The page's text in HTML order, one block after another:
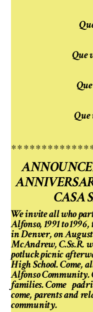
Que
Que
CASA
We invite all who
Alfonso, 1991 to 1996,
in Denver, on
McAndrew, C.Ss.R.
potluck picnic
High School. Come,
Alfonso Community.
families. Come
come, parents and
community.